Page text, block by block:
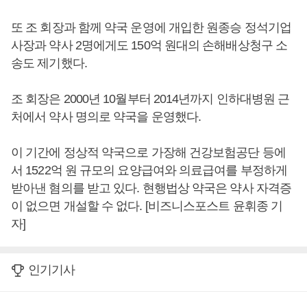
또 조 회장과 함께 약국 운영에 개입한 원종승 정석기업
사장과 약사 2명에게도 150억 원대의 손해배상청구 소
송도 제기했다.
조 회장은 2000년 10월부터 2014년까지 인하대병원 근
처에서 약사 명의로 약국을 운영했다.
이 기간에 정상적 약국으로 가장해 건강보험공단 등에
서 1522억 원 규모의 요양급여와 의료급여를 부정하게
받아낸 혐의를 받고 있다. 현행법상 약국은 약사 자격증
이 없으면 개설할 수 없다. [비즈니스포스트 윤휘종 기
자]
인기기사